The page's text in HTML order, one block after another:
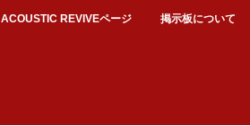
ACOUSTIC REVIVEページ 掲示板について